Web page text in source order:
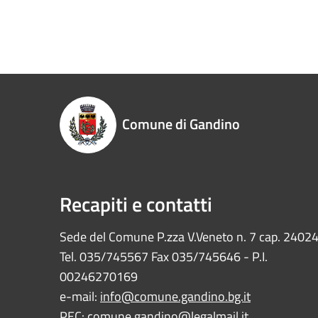
Comune di Gandino
Recapiti e contatti
Sede del Comune P.zza V.Veneto n. 7 cap. 24024
Tel. 035/745567 Fax 035/745646 - P.I.
00246270169
e-mail: info@comune.gandino.bg.it